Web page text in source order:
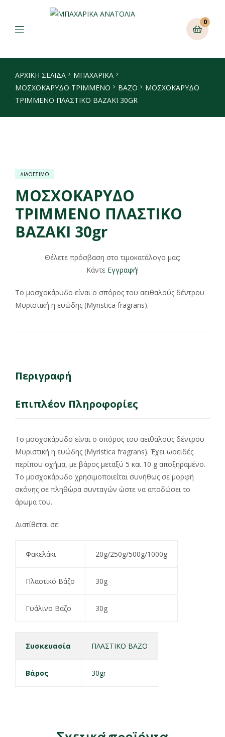
0
ΑΡΧΙΚΉ ΣΕΛΊΔΑ
ΜΠΑΧΑΡΙΚΑ
ΜΟΣΧΟΚΆΡΥΔΟ ΤΡΙΜΜΈΝΟ
ΒΆΖΟ
ΜΟΣΧΟΚΑΡΥΔΟ
ΤΡΙΜMΕΝΟ ΠΛΑΣΤΙΚΟ ΒΑΖΑΚΙ 30GR
ΔΙΑΘΕΣΙΜΟ
ΜΟΣΧΟΚΑΡΥΔΟ
ΤΡΙΜMΕΝΟ ΠΛΑΣΤΙΚΟ
ΒΑΖΑΚΙ 30gr
Θέλετε πρόσβαση στο τιμοκατάλογο μας;
Κάντε Εγγραφή!
Το μοσχοκάρυδο είναι ο σπόρος του αειθαλούς δέντρου
Μυριστική η ευώδης (Myristica fragrans).
Περιγραφή
Επιπλέον Πληροφορίες
Το μοσχοκάρυδο είναι ο σπόρος του αειθαλούς δέντρου
Μυριστική η ευώδης (Myristica fragrans). Έχει ωοειδές
περίπου σχήμα, με βάρος μεταξύ 5 και 10 g αποξηραμένο.
Το μοσχοκάρυδο χρησιμοποιείται συνήθως σε μορφή
σκόνης σε πληθώρα συνταγών ώστε να αποδώσει το
άρωμα του.
Διατίθεται σε:
Φακελάκι 20g/250g/500g/1000g
Πλαστικό Βάζο 30g
Γυάλινο Βάζο 30g
Συσκευασία ΠΛΑΣΤΙΚΟ ΒΑΖΟ
Βάρος 30gr